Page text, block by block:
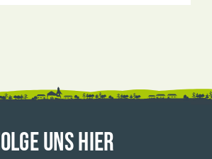
UNS HIER